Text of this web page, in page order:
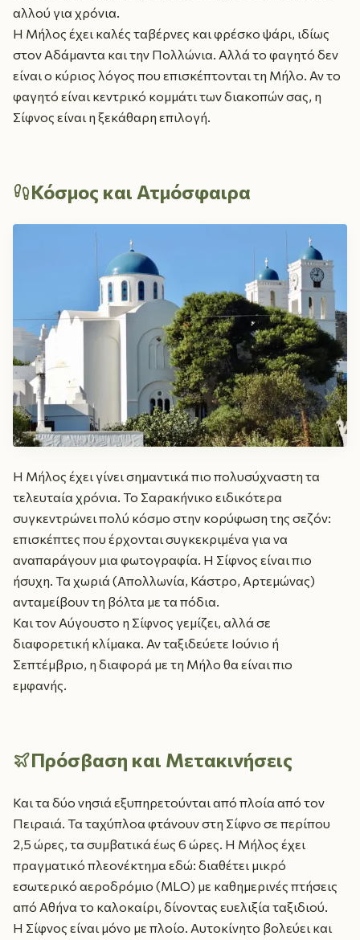
αλλού για χρόνια.
Η Μήλος έχει καλές ταβέρνες και φρέσκο ψάρι, ιδίως
στον Αδάμαντα και την Πολλώνια. Αλλά το φαγητό δεν
είναι ο κύριος λόγος που επισκέπτονται τη Μήλο. Αν το
φαγητό είναι κεντρικό κομμάτι των διακοπών σας, η
Σίφνος είναι η ξεκάθαρη επιλογή.
Κόσμος και Ατμόσφαιρα
Η Μήλος έχει γίνει σημαντικά πιο πολυσύχναστη τα
τελευταία χρόνια. Το Σαρακήνικο ειδικότερα
συγκεντρώνει πολύ κόσμο στην κορύφωση της σεζόν:
επισκέπτες που έρχονται συγκεκριμένα για να
αναπαράγουν μια φωτογραφία. Η Σίφνος είναι πιο
ήσυχη. Τα χωριά (Απολλωνία, Κάστρο, Αρτεμώνας)
ανταμείβουν τη βόλτα με τα πόδια.
Και τον Αύγουστο η Σίφνος γεμίζει, αλλά σε
διαφορετική κλίμακα. Αν ταξιδεύετε Ιούνιο ή
Σεπτέμβριο, η διαφορά με τη Μήλο θα είναι πιο
εμφανής.
Πρόσβαση και Μετακινήσεις
Και τα δύο νησιά εξυπηρετούνται από πλοία από τον
Πειραιά. Τα ταχύπλοα φτάνουν στη Σίφνο σε περίπου
2,5 ώρες, τα συμβατικά έως 6 ώρες. Η Μήλος έχει
πραγματικό πλεονέκτημα εδώ: διαθέτει μικρό
εσωτερικό αεροδρόμιο (MLO) με καθημερινές πτήσεις
από Αθήνα το καλοκαίρι, δίνοντας ευελιξία ταξιδιού.
Η Σίφνος είναι μόνο με πλοίο. Αυτοκίνητο βολεύει και